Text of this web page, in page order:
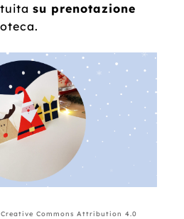
su prenotazione
Commons Attribution 4.0